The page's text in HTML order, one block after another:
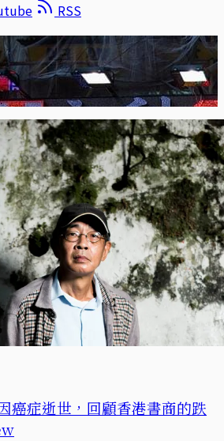
RSS
癌症逝世，回顧香港書商的跌